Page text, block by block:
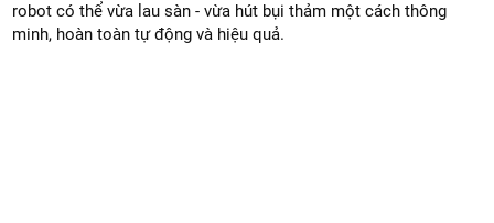
robot có thể vừa lau sàn - vừa hút bụi thảm một cách thông
minh, hoàn toàn tự động và hiệu quả.